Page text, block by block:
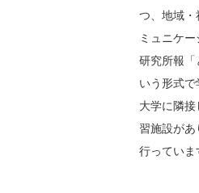
つ、地域・
ミュニケ
研究所報「
いう形式で
大学に隣
習施設が
行っていま